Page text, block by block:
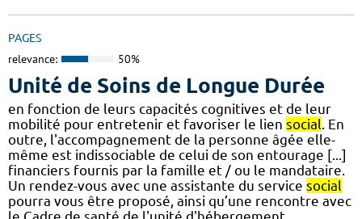
PAGES
relevance: 50%
Unité de Soins de Longue Durée
en fonction de leurs capacités cognitives et de leur
mobilité pour entretenir et favoriser le lien social. En
outre, l'accompagnement de la personne âgée elle-
même est indissociable de celui de son entourage [...]
financiers fournis par la famille et / ou le mandataire.
Un rendez-vous avec une assistante du service social
pourra vous être proposé, ainsi qu’une rencontre avec